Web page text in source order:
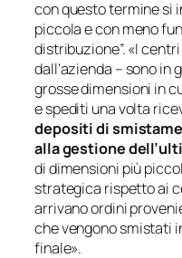
con questo termine si
piccola e con meno
distribuzione”. «I
dall’azienda – sono
grosse dimensioni in
e spediti una volta
depositi di
alla gestione
di dimensioni più
strategica rispetto ai
arrivano ordini
che vengono smistati
finale».